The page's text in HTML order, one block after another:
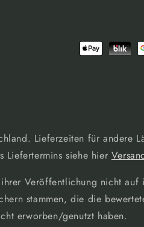
Lieferzeiten für andere
Liefertermins siehe hier
Veröffentlichung nicht auf
stammen, die die
erworben/genutzt haben.